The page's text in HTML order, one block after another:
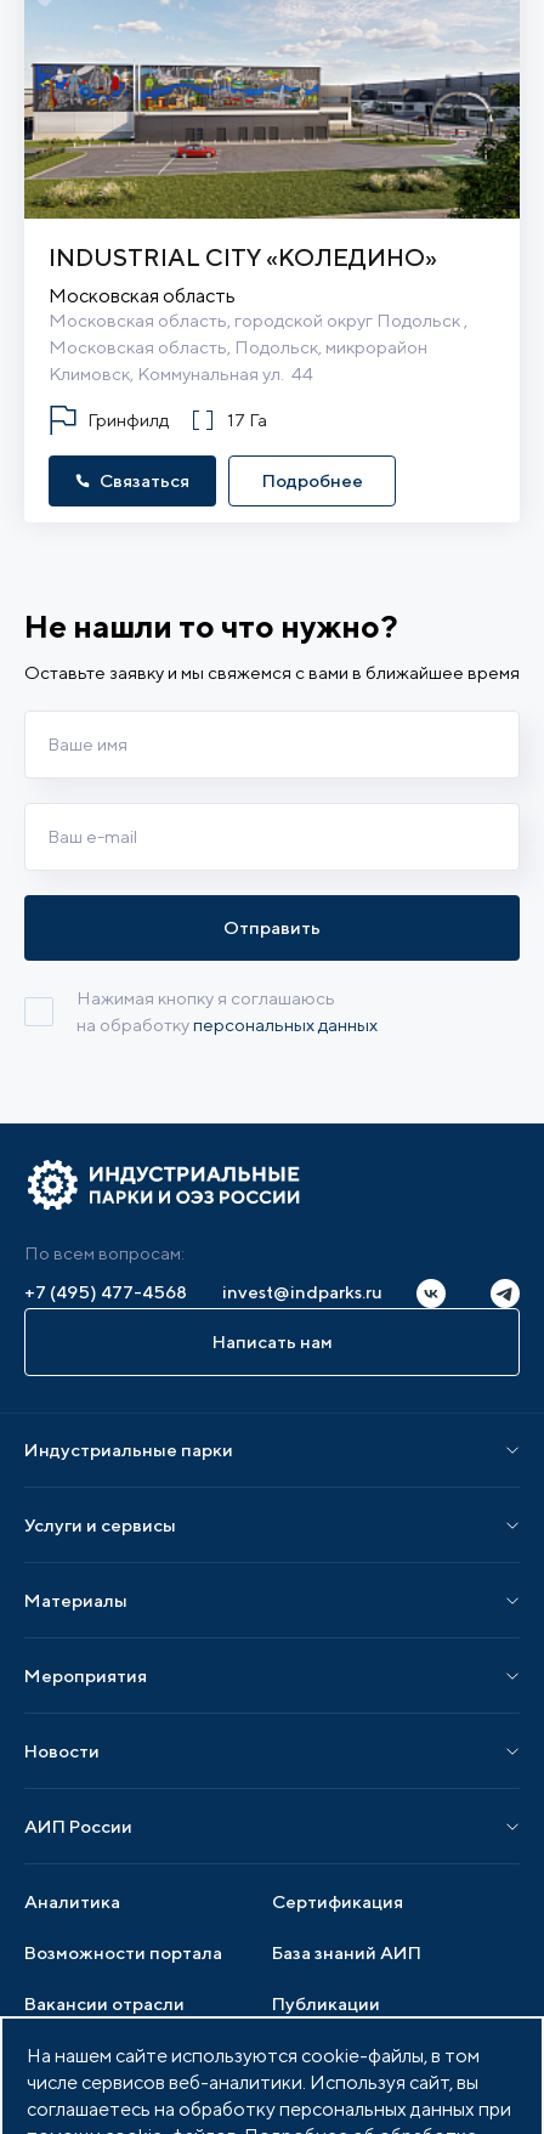
INDUSTRIAL CITY «КОЛЕДИНО»
Московская область
Московская область, городской округ Подольск ,
Московская область, Подольск, микрорайон
Климовск, Коммунальная ул.  44
Гринфилд 17 Га
Связаться Подробнее
Не нашли то что нужно?
Оставьте заявку и мы свяжемся с вами в ближайшее время
Нажимая кнопку я соглашаюсь
на обработкуперсональных данных
Отправить
По всем вопросам:
+7 (495) 477-4568
invest@indparks.ru
Написать нам
Индустриальные парки
Парки по регионам
Услуги и сервисы
Услуги по локализации
Аналитика Сертификация
Возможности портала
Материалы
Публикации СМИ и статьи
Образцы документов
База знаний АИП
Вакансии отрасли
Мероприятия
Мероприятия отрасли
Новости
Новости отрасли
Публикации
Медиатека Тендеры
АИП России
Члены ассоциации
Услуги ассоциации
Документы АИП
Партнеры ассоциации
Фото и видео
Членство в АИП Войти в личный кабинет
На нашем сайте используются cookie-файлы, в том
числе сервисов веб-аналитики. Используя сайт, вы
соглашаетесь на обработку персональных данных при